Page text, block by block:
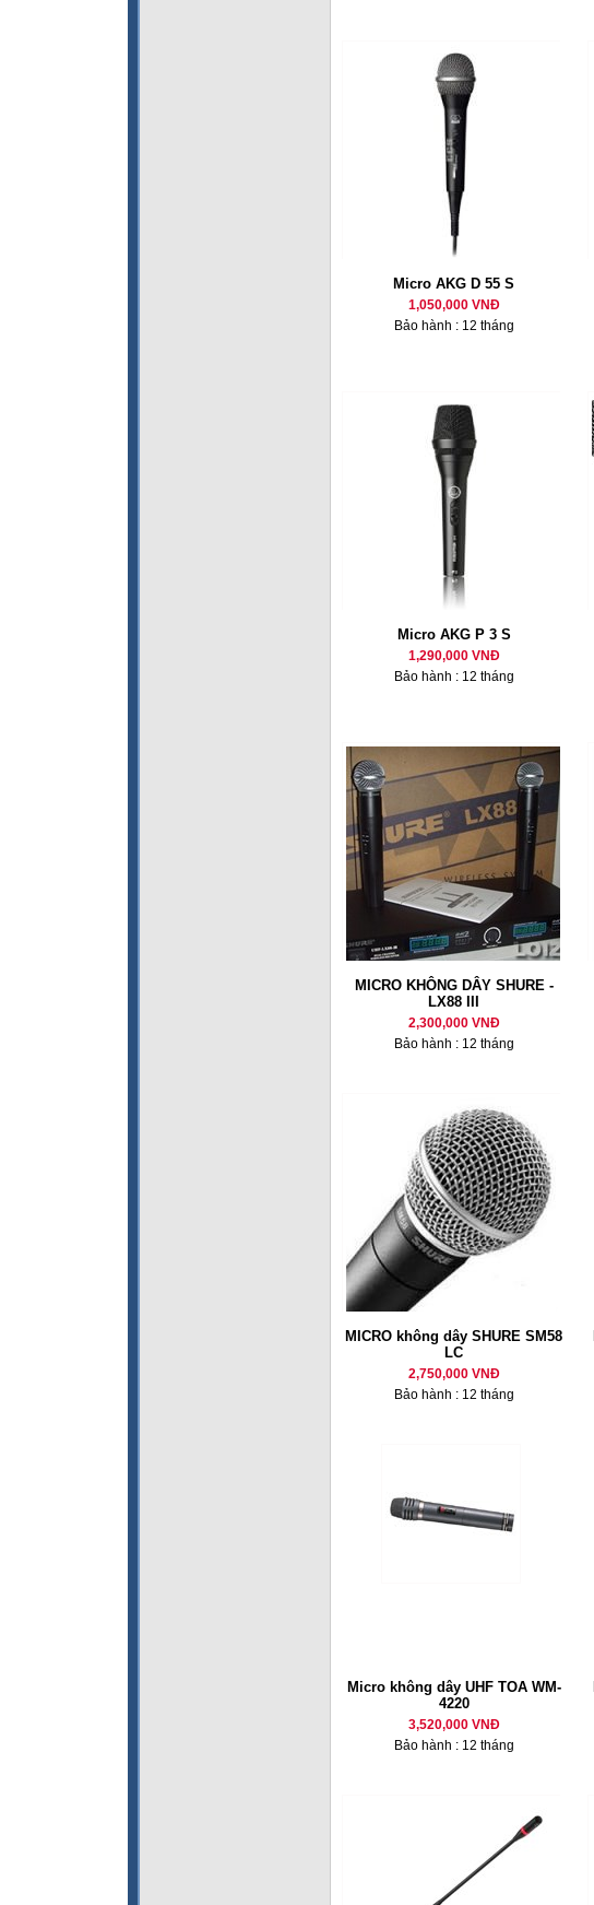
Micro AKG D 55 S
1,050,000 VNĐ
Bảo hành : 12 tháng
Micro AKG P 3 S
1,290,000 VNĐ
Bảo hành : 12 tháng
MICRO KHÔNG DÂY SHURE -
LX88 III
2,300,000 VNĐ
Bảo hành : 12 tháng
MICRO không dây SHURE SM58
LC
2,750,000 VNĐ
Bảo hành : 12 tháng
Micro không dây UHF TOA WM-
4220
3,520,000 VNĐ
Bảo hành : 12 tháng